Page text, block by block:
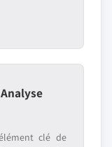
clé de